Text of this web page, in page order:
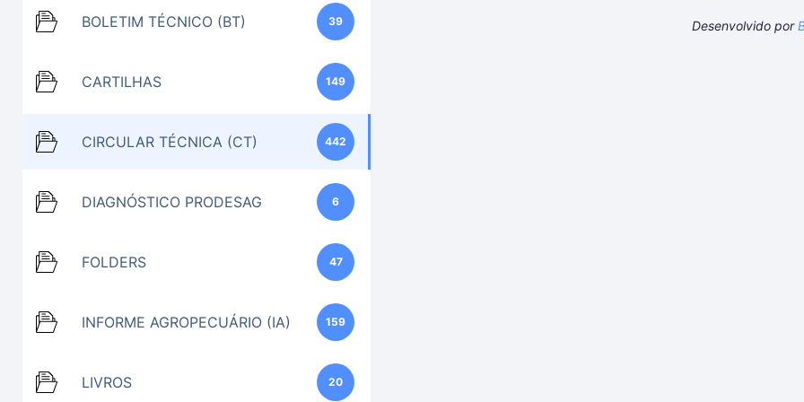
BOLETIM TÉCNICO (BT) 39
CARTILHAS 149
CIRCULAR TÉCNICA (CT) 442
DIAGNÓSTICO PRODESAG 6
FOLDERS 47
INFORME AGROPECUÁRIO (IA) 159
LIVROS 20
Desenvolvido por